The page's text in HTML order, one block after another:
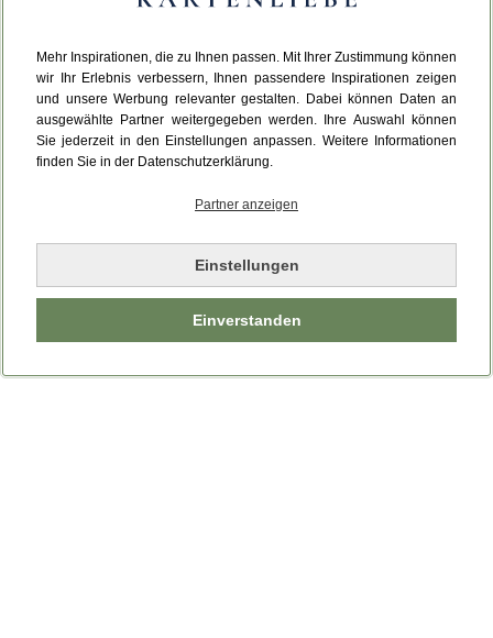
Mehr Inspirationen, die zu Ihnen passen. Mit Ihrer Zustimmung können
wir Ihr Erlebnis verbessern, Ihnen passendere Inspirationen zeigen
und unsere Werbung relevanter gestalten. Dabei können Daten an
ausgewählte Partner weitergegeben werden. Ihre Auswahl können
Sie jederzeit in den Einstellungen anpassen. Weitere Informationen
finden Sie in der Datenschutzerklärung.
Partner anzeigen
Einstellungen
Einverstanden